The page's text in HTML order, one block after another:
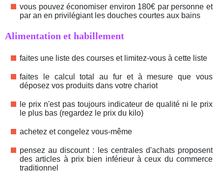
vous pouvez économiser environ 180€ par personne et
par an en privilégiant les douches courtes aux bains
Alimentation et habillement
faites une liste des courses et limitez-vous à cette liste
faites le calcul total au fur et à mesure que vous
déposez vos produits dans votre chariot
le prix n'est pas toujours indicateur de qualité ni le prix
le plus bas (regardez le prix du kilo)
achetez et congelez vous-même
pensez au discount : les centrales d'achats proposent
des articles à prix bien inférieur à ceux du commerce
traditionnel